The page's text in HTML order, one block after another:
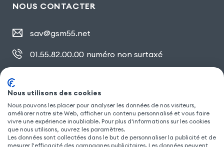
NOUS CONTACTER
sav@gsm55.net
01.55.82.00.00 numéro non surtaxé
SUIVEZ NOUS
Nous utilisons des cookies
Nous pouvons les placer pour analyser les données de nos visiteurs,
améliorer notre site Web, afficher un contenu personnalisé et vous faire
vivre une expérience inoubliable. Pour plus d'informations sur les cookies
que nous utilisons, ouvrez les paramètres.
Les données sont collectées dans le but de personnaliser la publicité et de
mesurer l'efficacité des campagnes publicitaires. Les données peuvent